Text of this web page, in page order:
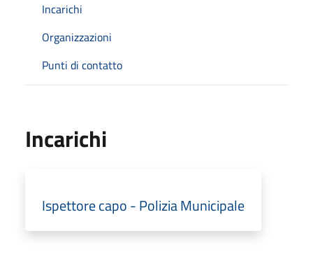
Incarichi
Organizzazioni
Punti di contatto
Incarichi
Ispettore capo - Polizia Municipale